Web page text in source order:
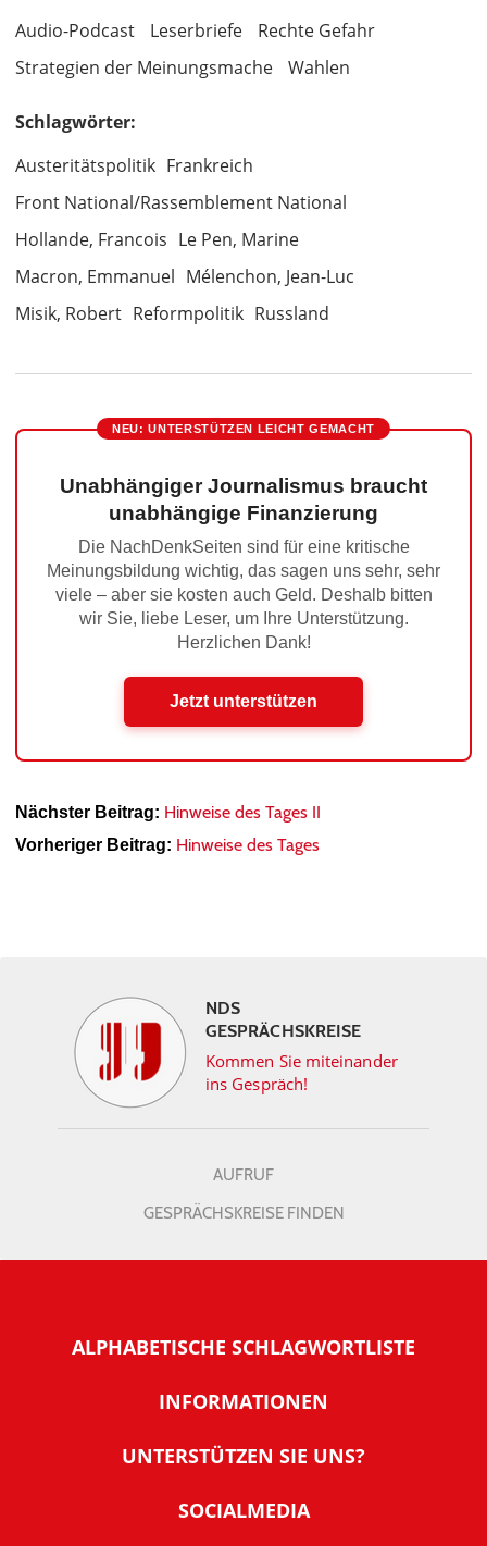
Audio-Podcast
Leserbriefe
Rechte Gefahr
Strategien der Meinungsmache
Wahlen
Schlagwörter:
Austeritätspolitik Frankreich
Front National/Rassemblement National
Hollande, Francois Le Pen, Marine
Macron, Emmanuel Mélenchon, Jean-Luc
Misik, Robert Reformpolitik Russland
NEU: UNTERSTÜTZEN LEICHT GEMACHT
Unabhängiger Journalismus braucht
unabhängige Finanzierung
Die NachDenkSeiten sind für eine kritische
Meinungsbildung wichtig, das sagen uns sehr, sehr
viele – aber sie kosten auch Geld. Deshalb bitten
wir Sie, liebe Leser, um Ihre Unterstützung.
Herzlichen Dank!
Jetzt unterstützen
Nächster Beitrag: Hinweise des Tages II
Vorheriger Beitrag: Hinweise des Tages
NDS
GESPRÄCHSKREISE
Kommen Sie miteinander
ins Gespräch!
AUFRUF
GESPRÄCHSKREISE FINDEN
ALPHABETISCHE SCHLAGWORTLISTE
INFORMATIONEN
Warum NachDenkSeiten
Tipps zur Nutzung der NachDenkSeiten
UNTERSTÜTZEN SIE UNS?
SOCIALMEDIA